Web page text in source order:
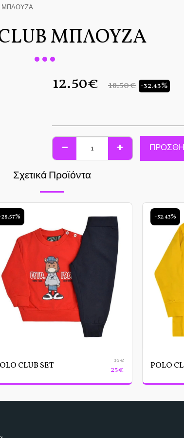
ΜΠΛΟΥΖΑ
CLUB ΜΠΛΟΥΖΑ
12.50€ 18.50€ -32.43%
Σχετικά Προϊόντα
CLUB SET 35€
25€
-32.43%
POLO